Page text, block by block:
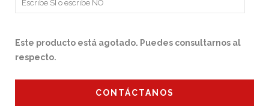
Este producto está agotado. Puedes consultarnos al
respecto.
CONTÁCTANOS